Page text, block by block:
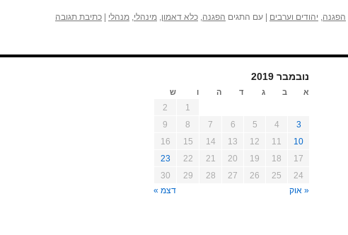
הפגנה, יהודים וערבים עם התגים הפגנה, כלא דאמון, מינהלי, מנהלי כתיבת תגובה
נובמבר 2019
א ב ג ד ה ו ש
1
2
3
4
5
6
7
8
9
10
11
12
13
14
15
16
17
18
19
20
21
22
23
24
25
26
27
28
29
30
« אוק
דצמ »